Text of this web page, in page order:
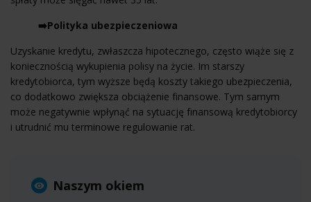
➡️Polityka ubezpieczeniowa
Uzyskanie kredytu, zwłaszcza hipotecznego, często wiąże się z
koniecznością wykupienia polisy na życie. Im starszy
kredytobiorca, tym wyższe będą koszty takiego ubezpieczenia,
co dodatkowo zwiększa obciążenie finansowe. Tym samym
może negatywnie wpłynąć na sytuację finansową kredytobiorcy
i utrudnić mu terminowe regulowanie rat.
Naszym okiem